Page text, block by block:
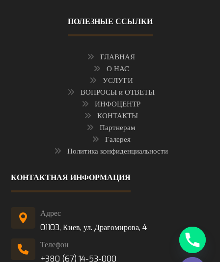
ПОЛЕЗНЫЕ ССЫЛКИ
ГЛАВНАЯ
О НАС
УСЛУГИ
ВОПРОСЫ и ОТВЕТЫ
ИНФОЦЕНТР
КОНТАКТЫ
Партнерам
Галерея
Политика конфиденциальности
КОНТАКТНАЯ ИНФОРМАЦИЯ
Адрес
01103, Киев, ул. Драгомирова, 4
Телефон
+380 (67) 14-53-000